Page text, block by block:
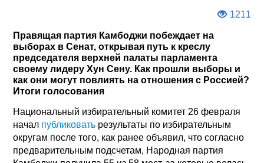
1211
Правящая партия Камбоджи побеждает на
выборах в Сенат, открывая путь к креслу
председателя верхней палаты парламента
своему лидеру Хун Сену. Как прошли выборы и
как они могут повлиять на отношения с Россией?
Итоги голосования
Национальный избирательный комитет 26 февраля
начал публиковать результаты по избирательным
округам после того, как ранее объявил, что согласно
предварительным подсчетам, Народная партия